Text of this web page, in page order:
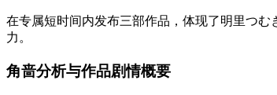
在专属短时间内发布三部作品，体现了明里つ
力。
角啬分析与作品剧情概要